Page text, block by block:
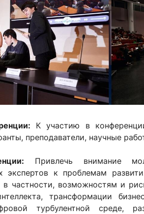
К участию в
преподаватели, научные
Привлечь внимание
экспертов к проблемам
в частности, возможностям и
трансформации
турбулентной среде,